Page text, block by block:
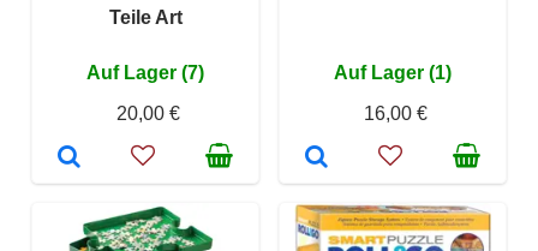
Teile Art
Auf Lager (7)
20,00 €
Auf Lager (1)
16,00 €